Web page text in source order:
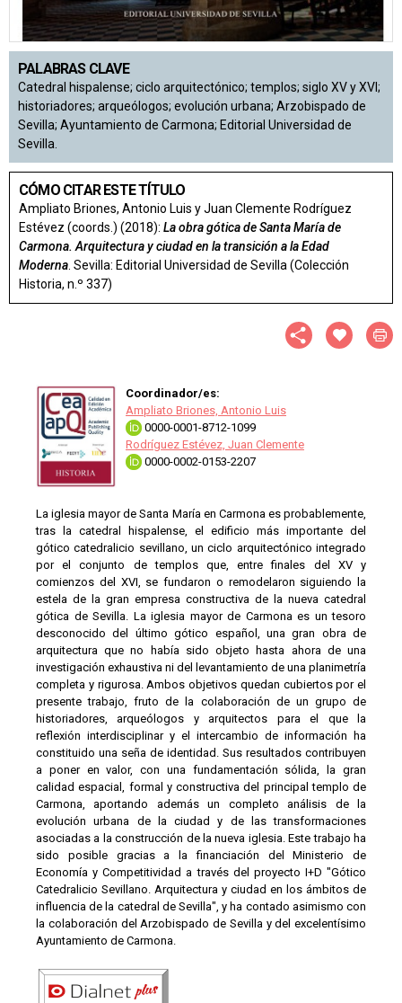
PALABRAS CLAVE
Catedral hispalense; ciclo arquitectónico; templos; siglo XV y XVI;
historiadores; arqueólogos; evolución urbana; Arzobispado de
Sevilla; Ayuntamiento de Carmona; Editorial Universidad de
Sevilla.
CÓMO CITAR ESTE TÍTULO
Ampliato Briones, Antonio Luis y Juan Clemente Rodríguez
Estévez (coords.) (2018): La obra gótica de Santa María de
Carmona. Arquitectura y ciudad en la transición a la Edad
Moderna . Sevilla: Editorial Universidad de Sevilla (Colección
Historia, n.º 337)
Coordinador/es:
Ampliato Briones, Antonio Luis
0000-0001-8712-1099
Rodríguez Estévez, Juan Clemente
0000-0002-0153-2207
La iglesia mayor de Santa María en Carmona es probablemente,
tras la catedral hispalense, el edificio más importante del
gótico catedralicio sevillano, un ciclo arquitectónico integrado
por el conjunto de templos que, entre finales del XV y
comienzos del XVI, se fundaron o remodelaron siguiendo la
estela de la gran empresa constructiva de la nueva catedral
gótica de Sevilla. La iglesia mayor de Carmona es un tesoro
desconocido del último gótico español, una gran obra de
arquitectura que no había sido objeto hasta ahora de una
investigación exhaustiva ni del levantamiento de una planimetría
completa y rigurosa. Ambos objetivos quedan cubiertos por el
presente trabajo, fruto de la colaboración de un grupo de
historiadores, arqueólogos y arquitectos para el que la
reflexión interdisciplinar y el intercambio de información ha
constituido una seña de identidad. Sus resultados contribuyen
a poner en valor, con una fundamentación sólida, la gran
calidad espacial, formal y constructiva del principal templo de
Carmona, aportando además un completo análisis de la
evolución urbana de la ciudad y de las transformaciones
asociadas a la construcción de la nueva iglesia. Este trabajo ha
sido posible gracias a la financiación del Ministerio de
Economía y Competitividad a través del proyecto I+D "Gótico
Catedralicio Sevillano. Arquitectura y ciudad en los ámbitos de
influencia de la catedral de Sevilla", y ha contado asimismo con
la colaboración del Arzobispado de Sevilla y del excelentísimo
Ayuntamiento de Carmona.